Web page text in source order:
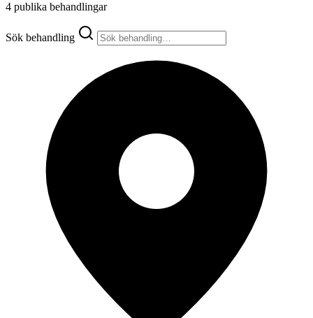
4 publika behandlingar
Sök behandling